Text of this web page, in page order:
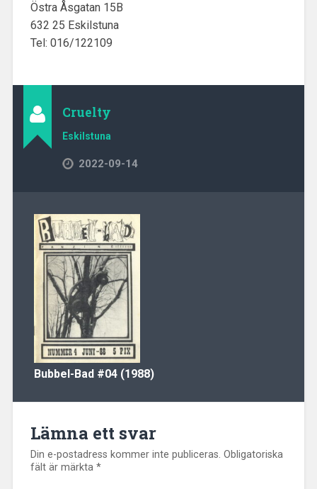
Östra Åsgatan 15B
632 25 Eskilstuna
Tel: 016/122109
Cruelty
Eskilstuna
2022-09-14
Bubbel-Bad #04 (1988)
Lämna ett svar
Din e-postadress kommer inte publiceras. Obligatoriska
fält är märkta *